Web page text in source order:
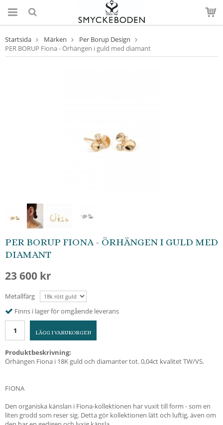
Startsida Märken
Per Borup Design
PER BORUP Fiona - Örhängen i guld med diamant
PER BORUP FIONA - ÖRHÄNGEN I GULD MED
DIAMANT
23 600 kr
Metallfärg
Finns i lager för omgående leverans
LÄGG I VARUKORGEN
Produktbeskrivning:
Örhängen Fiona i 18K guld och diamanter tot. 0,04ct kvalitet TW/VS.
FIONA
Den organiska känslan i Fiona-kollektionen har vuxit till form - som en
liten grodd som reser sig. Detta gör kollektionen lätt och luftig, även om